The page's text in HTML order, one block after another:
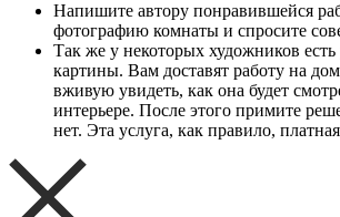
Напишите автору понравившейся
фотографию комнаты и спросите
Так же у некоторых художников
картины. Вам доставят работу на
вживую увидеть, как она будет
интерьере. После этого примите
нет. Эта услуга, как правило,